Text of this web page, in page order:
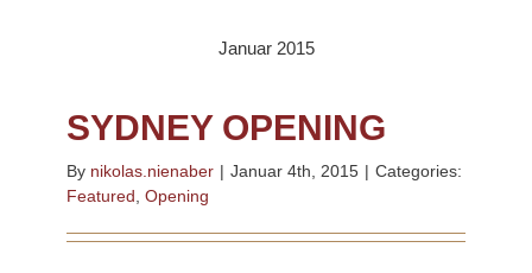
Januar 2015
SYDNEY OPENING
By nikolas.nienaber | Januar 4th, 2015 | Categories:
Featured Opening